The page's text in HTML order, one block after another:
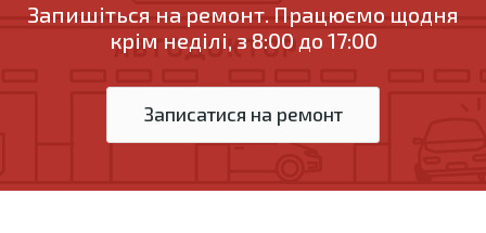
Запишіться на ремонт. Працюємо щодня
крім неділі, з 8:00 до 17:00
Записатися на ремонт